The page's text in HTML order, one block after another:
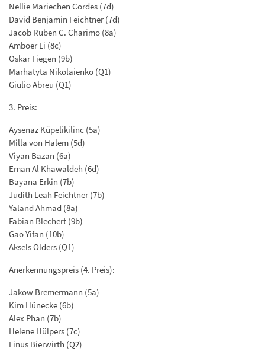
Nellie Mariechen Cordes (7d)
David Benjamin Feichtner (7d)
Jacob Ruben C. Charimo (8a)
Amboer Li (8c)
Oskar Fiegen (9b)
Marhatyta Nikolaienko (Q1)
Giulio Abreu (Q1)
3. Preis:
Aysenaz Küpelikilinc (5a)
Milla von Halem (5d)
Viyan Bazan (6a)
Eman Al Khawaldeh (6d)
Bayana Erkin (7b)
Judith Leah Feichtner (7b)
Yaland Ahmad (8a)
Fabian Blechert (9b)
Gao Yifan (10b)
Aksels Olders (Q1)
Anerkennungspreis (4. Preis):
Jakow Bremermann (5a)
Kim Hünecke (6b)
Alex Phan (7b)
Helene Hülpers (7c)
Linus Bierwirth (Q2)